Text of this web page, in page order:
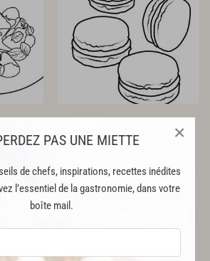
PAS UNE MIETTE
de chefs, inspirations, recettes inédites
l’essentiel de la gastronomie, dans votre
boîte mail.
×